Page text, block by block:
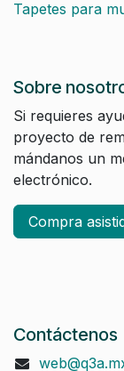
Tapetes para
Sobre
Si requieres
proyecto de
mándanos un
electrónico.
Compra
Contáctenos